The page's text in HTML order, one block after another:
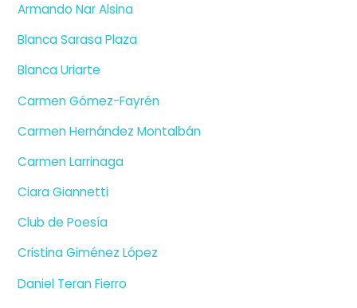
Armando Nar Alsina
Blanca Sarasa Plaza
Blanca Uriarte
Carmen Gómez-Fayrén
Carmen Hernández Montalbán
Carmen Larrinaga
Ciara Giannetti
Club de Poesía
Cristina Giménez López
Daniel Teran Fierro